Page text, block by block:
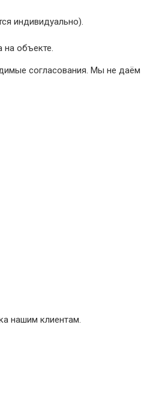
индивидуально).
на объекте.
согласования. Мы не даём
нашим клиентам.